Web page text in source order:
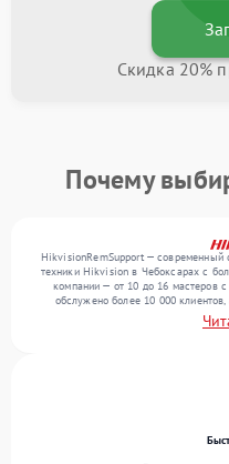
Скидка 20%
Почему
HikvisionRemSupport — современный
техники Hikvision в Чебоксарах с
компании — от 10 до 16 мастеров
обслужено более 10 000
превысило 12 000. Ежемесячно в
включая , , . Мы работаем с